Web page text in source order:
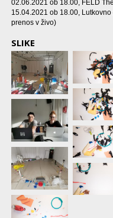
02.06.2021 ob 18.00, FELD
15.04.2021 ob 18.00,
prenos v živo)
SLIKE